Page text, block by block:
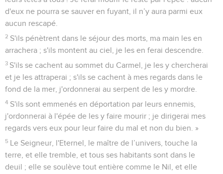
d'eux ne pourra se sauver en fuyant, il n’y aura parmi eux
aucun rescapé.
2 S'ils pénètrent dans le séjour des morts, ma main les en
arrachera ; s'ils montent au ciel, je les en ferai descendre.
3 S'ils se cachent au sommet du Carmel, je les y chercherai
et je les attraperai ; s'ils se cachent à mes regards dans le
fond de la mer, j'ordonnerai au serpent de les y mordre.
4 S'ils sont emmenés en déportation par leurs ennemis,
j'ordonnerai à l'épée de les y faire mourir ; je dirigerai mes
regards vers eux pour leur faire du mal et non du bien. »
5 Le Seigneur, l'Eternel, le maître de l’univers, touche la
terre, et elle tremble, et tous ses habitants sont dans le
deuil ; elle se soulève tout entière comme le Nil, et elle